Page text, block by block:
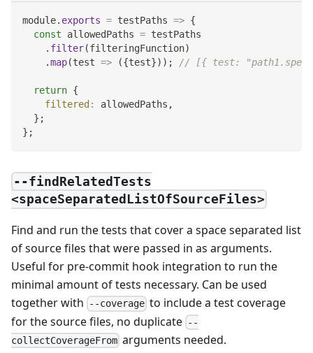
module. exports = testPaths => {
const allowedPaths = testPaths
. filter(filteringFunction)
.map(test => ({test}) ) ; // [{ test:
return {
filtered : allowedPaths ,
} ;
} ;
--findRelatedTests
<spaceSeparatedListOfSourceFiles>
Find and run the tests that cover a space separated list
of source files that were passed in as arguments.
Useful for pre-commit hook integration to run the
minimal amount of tests necessary. Can be used
together with
--coverage to include a test coverage
for the source files, no duplicate --
collectCoverageFrom arguments needed.